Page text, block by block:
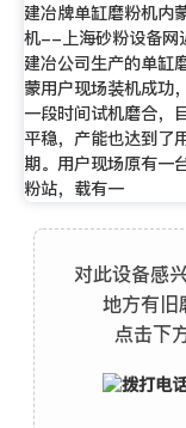
建冶牌单缸磨粉机内
机--上海砂粉设备网
建冶公司生产的单缸
蒙用户现场装机成功
一段时间试机磨合，
平稳，产能也达到了
期。用户现场原有一
粉站，载有一
对此设备感
地方有旧
点击下